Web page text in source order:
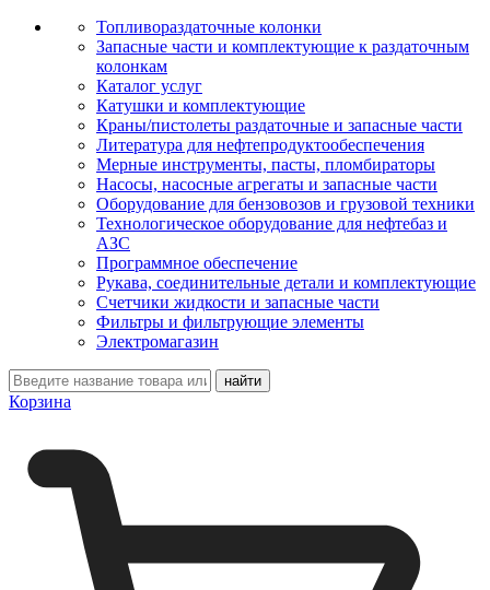
Топливораздаточные колонки
Запасные части и комплектующие к раздаточным
колонкам
Каталог услуг
Катушки и комплектующие
Краны/пистолеты раздаточные и запасные части
Литература для нефтепродуктообеспечения
Мерные инструменты, пасты, пломбираторы
Насосы, насосные агрегаты и запасные части
Оборудование для бензовозов и грузовой техники
Технологическое оборудование для нефтебаз и
АЗС
Программное обеспечение
Рукава, соединительные детали и комплектующие
Счетчики жидкости и запасные части
Фильтры и фильтрующие элементы
Электромагазин
Корзина